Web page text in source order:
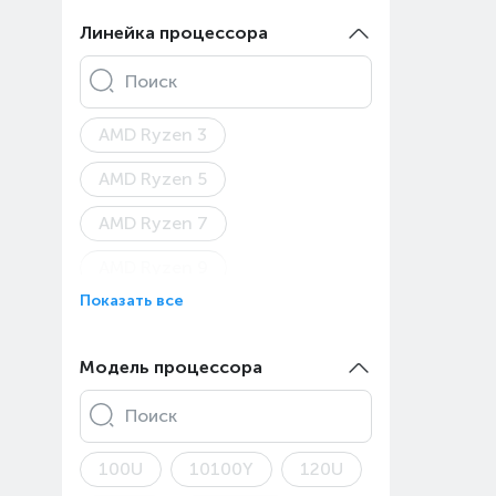
Asus ROG Zephyrus G16
Asus TUF Gaming A15
Asus TUF Gaming A16
Asus TUF Gaming A18
Asus TUF Gaming F16
Asus V16
Asus Vivobook 15
Asus Vivobook 16X
Линейка процессора
Поиск
AMD Ryzen 3
AMD Ryzen 5
AMD Ryzen 7
AMD Ryzen AI 5
Apple A18 Pro
Apple M2 Max
Apple M2 Pro
Показать все
Модель процессора
Поиск
100U 10100Y 120U